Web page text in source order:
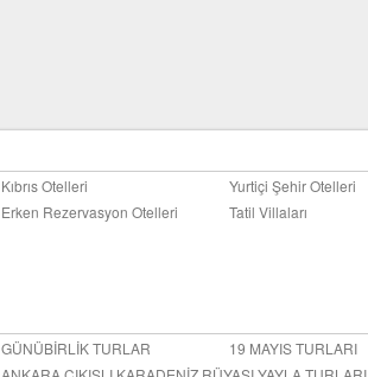
Kıbrıs Otelleri Yurtiçi Şehir Otelleri
Erken Rezervasyon Otelleri Tatil Villaları
GÜNÜBİRLİK TURLAR 19 MAYIS TURLARI